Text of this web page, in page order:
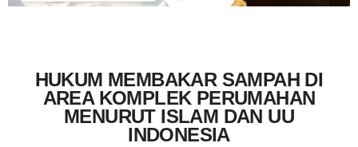
HUKUM MEMBAKAR SAMPAH DI
AREA KOMPLEK PERUMAHAN
MENURUT ISLAM DAN UU
INDONESIA